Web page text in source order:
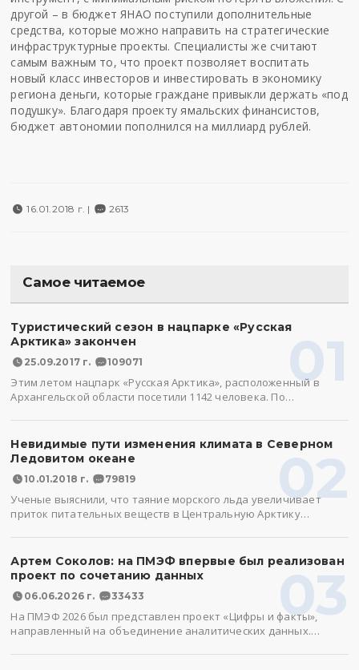
другой – в бюджет ЯНАО поступили дополнительные
средства, которые можно направить на стратегические
инфраструктурные проекты. Специалисты же считают
самым важным то, что проект позволяет воспитать
новый класс инвесторов и инвестировать в экономику
региона деньги, которые граждане привыкли держать «под
подушку». Благодаря проекту ямальских финансистов,
бюджет автономии пополнился на миллиард рублей.
16.01.2018 г. | 2613
Самое читаемое
01
Туристический сезон в нацпарке «Русская
Арктика» закончен
25.09.2017 г. 109071
Этим летом нацпарк «Русская Арктика», расположенный в
Архангельской области посетили 1142 человека. По…
02
Невидимые пути изменения климата в Северном
Ледовитом океане
10.01.2018 г. 79819
Ученые выяснили, что таяние морского льда увеличивает
приток питательных веществ в Центральную Арктику…
03
Артем Соколов: на ПМЭФ впервые был реализован
проект по сочетанию данных
06.06.2026 г. 33433
На ПМЭФ 2026 был представлен проект «Цифры и факты»,
направленный на объединение аналитических данных.…